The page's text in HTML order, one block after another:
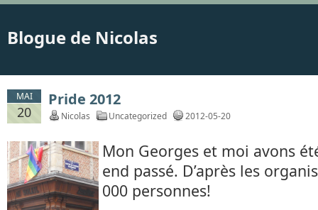
Blogue de Nicolas
MAI
20
Pride 2012
Nicolas Uncategorized 2012-05-20
Mon Georges et moi avons
end passé. D’après les
000 personnes!